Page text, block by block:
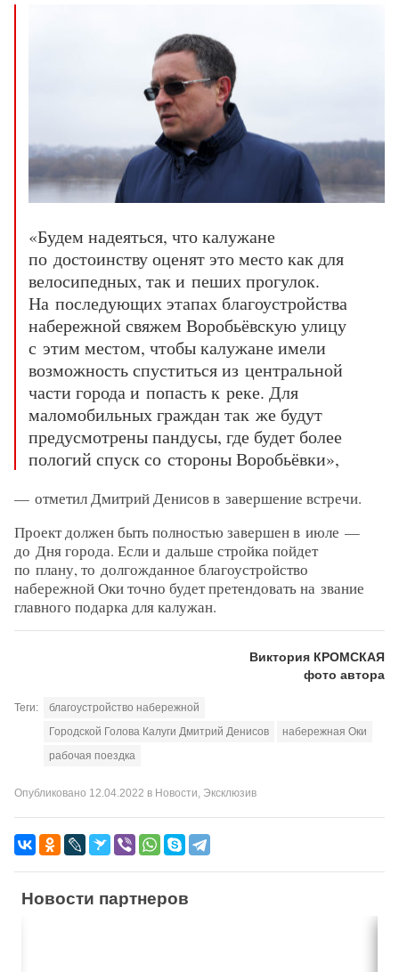
«Будем надеяться, что калужане
по достоинству оценят это место как для
велосипедных, так и пеших прогулок.
На последующих этапах благоустройства
набережной свяжем Воробьёвскую улицу
с этим местом, чтобы калужане имели
возможность спуститься из центральной
части города и попасть к реке. Для
маломобильных граждан так же будут
предусмотрены пандусы, где будет более
пологий спуск со стороны Воробьёвки»,
— отметил Дмитрий Денисов в завершение встречи.
Проект должен быть полностью завершен в июле —
до Дня города. Если и дальше стройка пойдет
по плану, то долгожданное благоустройство
набережной Оки точно будет претендовать на звание
главного подарка для калужан.
Виктория КРОМСКАЯ
фото автора
Теги:
благоустройство набережной
Городской Голова Калуги Дмитрий Денисов
набережная Оки
рабочая поездка
Опубликовано 12.04.2022 в Новости, Эксклюзив
Новости партнеров